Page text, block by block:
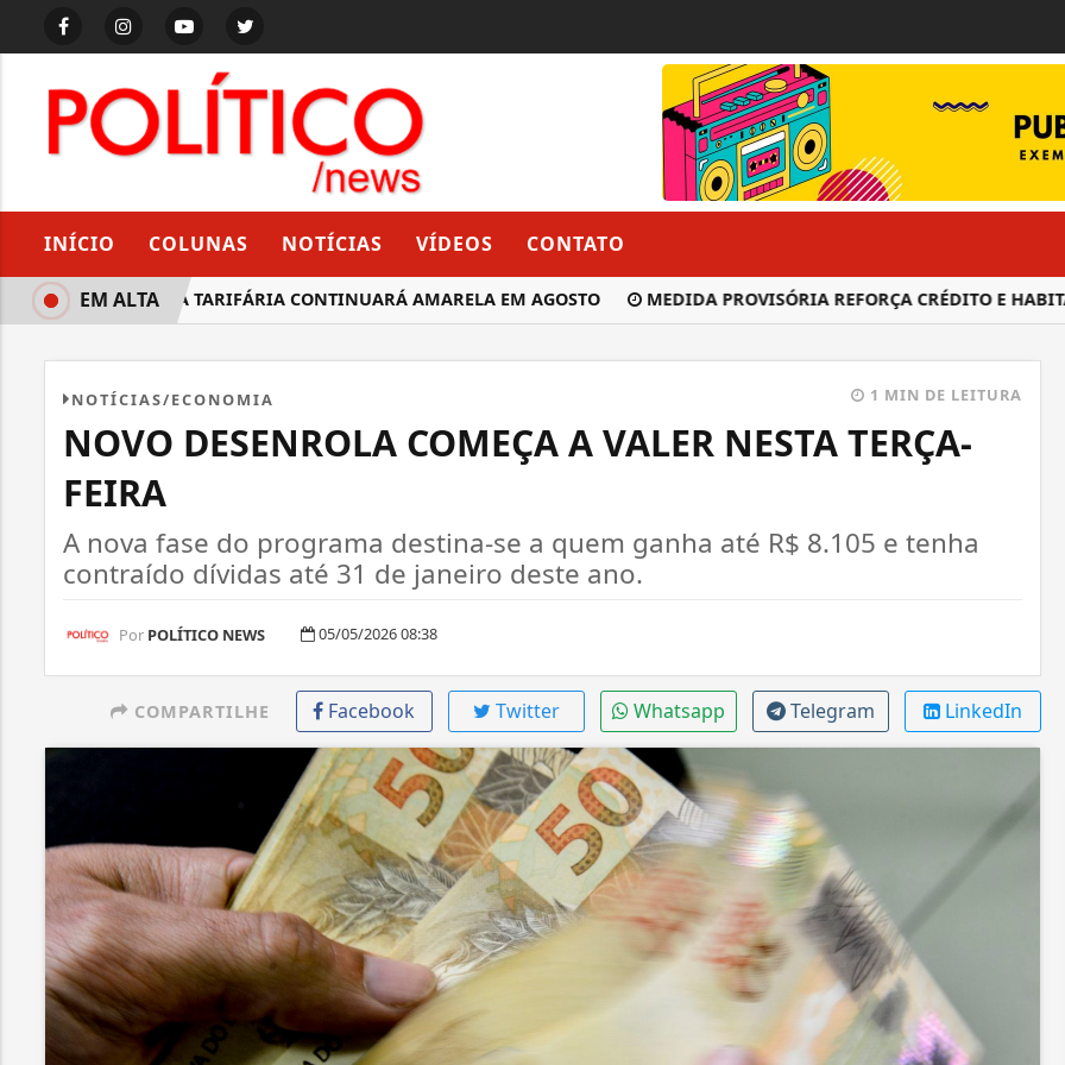
INÍCIO COLUNAS NOTÍCIAS VÍDEOS CONTATO
BANDEIRA TARIFÁRIA CONTINUARÁ AMARELA EM AGOSTO MEDIDA PROVISÓRIA REFORÇA CRÉDITO E
EM ALTA
NOTÍCIAS/ECONOMIA 1 MIN DE LEITURA
NOVO DESENROLA COMEÇA A VALER NESTA TERÇA-
FEIRA
A nova fase do programa destina-se a quem ganha até R$ 8.105 e tenha
contraído dívidas até 31 de janeiro deste ano.
Por POLÍTICO NEWS 05/05/2026 08:38
COMPARTILHE Facebook Twitter Whatsapp Telegram LinkedIn